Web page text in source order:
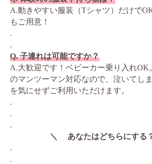
A.動きやすい服装（Tシャツ）だけで
もご用意！
.
.
Q. 子連れは可能ですか？
A.大歓迎です！ベビーカー乗り入れOK
のマンツーマン対応なので、泣いてし
を気にせずご利用いただけます。
.
.
.
＼ あなたはどちらにす
.
.